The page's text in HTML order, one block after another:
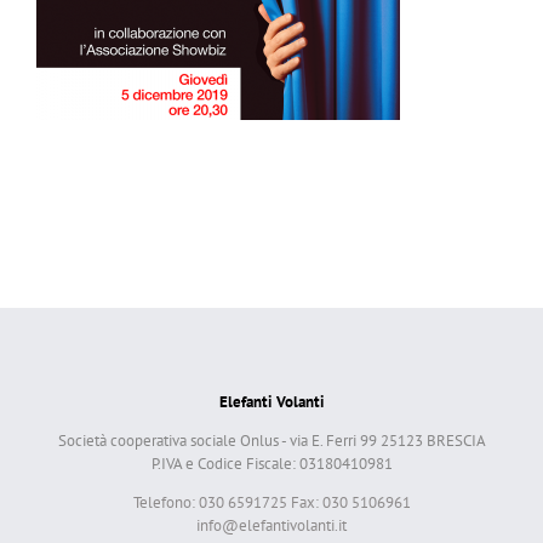
Elefanti Volanti
Società cooperativa sociale Onlus - via E. Ferri 99 25123 BRESCIA
P.IVA e Codice Fiscale: 03180410981
Telefono: 030 6591725 Fax: 030 5106961
info@elefantivolanti.it